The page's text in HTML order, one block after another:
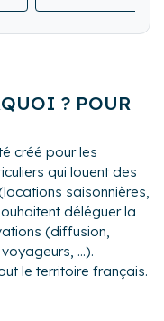
le linge de
? POUR
créé pour les
qui louent des
saisonnières,
déléguer la
(diffusion,
...).
le territoire français.